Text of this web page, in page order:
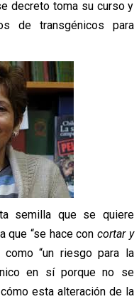
decreto toma su curso y
de transgénicos para
semilla que se quiere
que “se hace con cortar y
“un riesgo para la
en sí porque no se
esta alteración de la